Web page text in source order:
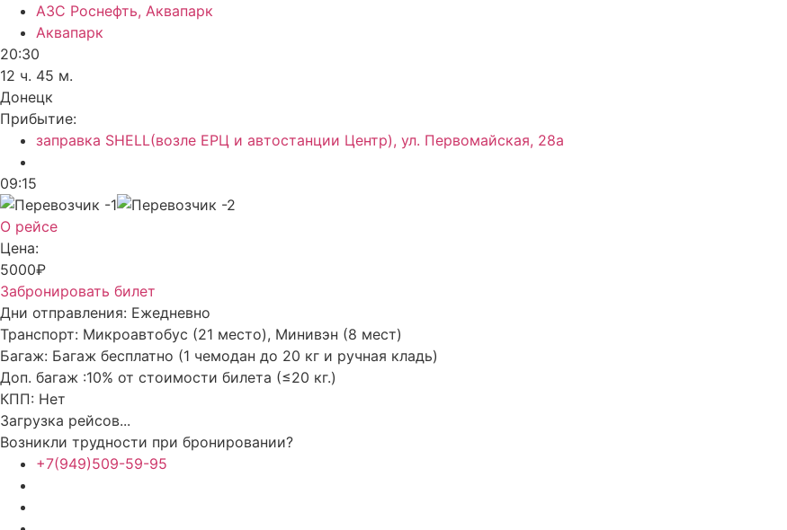
АЗС Роснефть, Аквапарк
Аквапарк
20:30
12 ч. 45 м.
Донецк
Прибытие:
заправка SHELL(возле ЕРЦ и автостанции Центр), ул. Первомайская, 28а
09:15
О рейсе
Цена:
5000₽
Забронировать билет
Дни отправления: Ежедневно
Транспорт: Микроавтобус (21 место), Минивэн (8 мест)
Багаж: Багаж бесплатно (1 чемодан до 20 кг и ручная кладь)
Доп. багаж :10% от стоимости билета (≤20 кг.)
КПП: Нет
Загрузка рейсов...
Возникли трудности при бронировании?
+7(949)509-59-95